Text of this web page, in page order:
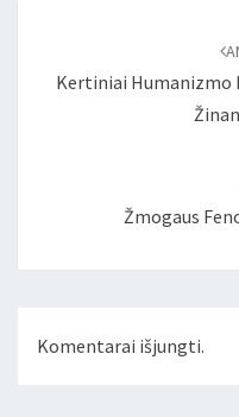
Kertiniai Humanizmo
Žmogaus
Komentarai išjungti.